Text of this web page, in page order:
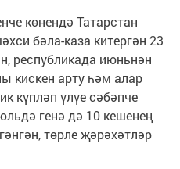
көнендә Татарстан
бәла-каза китергән 23
республикада июньнән
кискен арту һәм алар
күпләп үлүе сәбәпче
генә дә 10 кешенең
төрле җәрәхәтләр